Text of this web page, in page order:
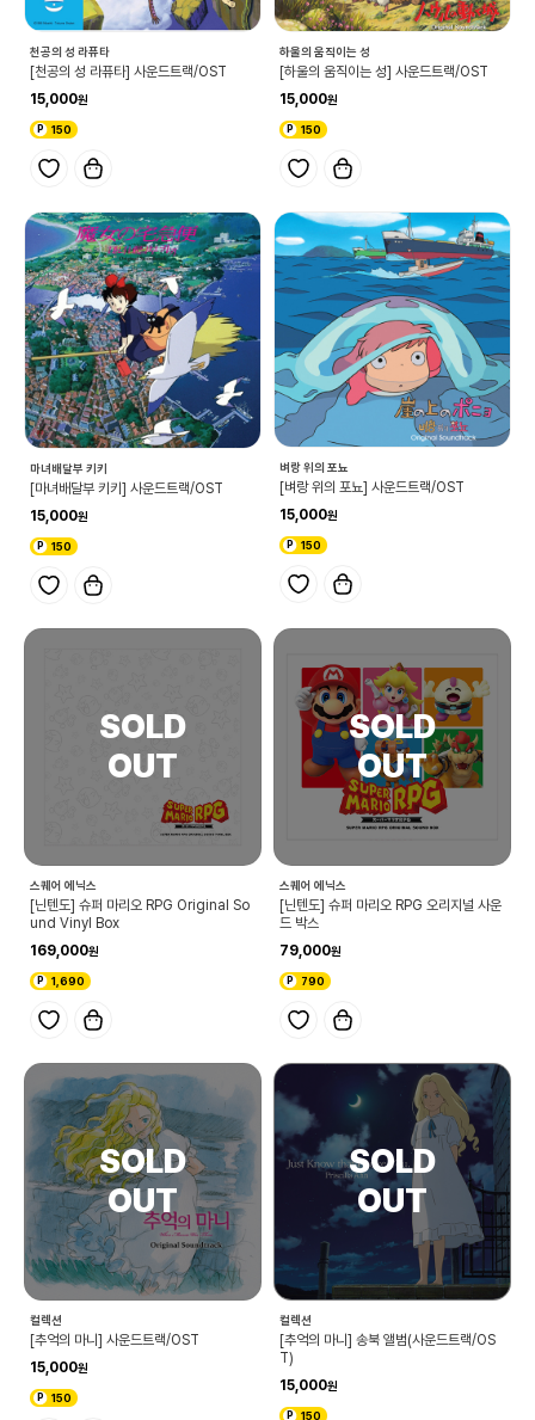
천공의 성 라퓨타
[천공의 성 라퓨타] 사운드트랙/OST
15,000
150
하울의 움직이는 성
[하울의 움직이는 성] 사운드트랙/OST
15,000
150
마녀배달부 키키
[마녀배달부 키키] 사운드트랙/OST
15,000
150
벼랑 위의 포뇨
[벼랑 위의 포뇨] 사운드트랙/OST
15,000
150
스퀘어 에닉스
[닌텐도] 슈퍼 마리오 RPG Original So
und Vinyl Box
169,000
1,690
스퀘어 에닉스
[닌텐도] 슈퍼 마리오 RPG 오리지널 사운
드 박스
79,000
790
컬렉션
[추억의 마니] 사운드트랙/OST
15,000
150
컬렉션
[추억의 마니] 송북 앨범(사운드트랙/OS
T)
15,000
150